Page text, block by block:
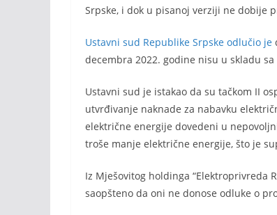
Srpske, i dok u pisanoj verziji ne dobije
Ustavni sud Republike Srpske odlučio je
decembra 2022. godine nisu u skladu
Ustavni sud je istakao da su tačkom II
utvrđivanje naknade za nabavku
električne energije dovedeni u
troše manje električne energije, što je
Iz Mješovitog holdinga “Elektroprivreda
saopšteno da oni ne donose odluke o